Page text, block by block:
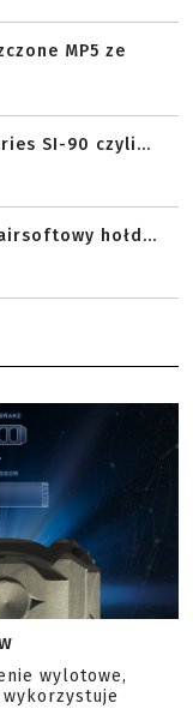
MP5 ze
SI-90 czyli...
hołd...
wylotowe,